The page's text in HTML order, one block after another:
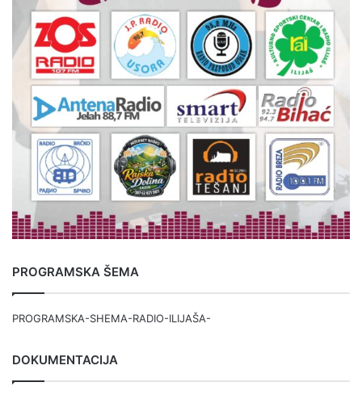
PROGRAMSKA ŠEMA
PROGRAMSKA-SHEMA-RADIO-ILIJAŠA-
DOKUMENTACIJA